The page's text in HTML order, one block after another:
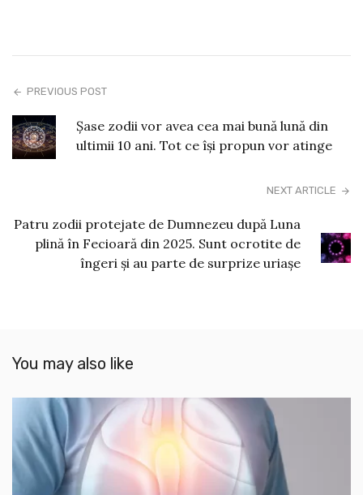
PREVIOUS POST
Șase zodii vor avea cea mai bună lună din
ultimii 10 ani. Tot ce își propun vor atinge
NEXT ARTICLE
Patru zodii protejate de Dumnezeu după Luna
plină în Fecioară din 2025. Sunt ocrotite de
îngeri și au parte de surprize uriașe
You may also like